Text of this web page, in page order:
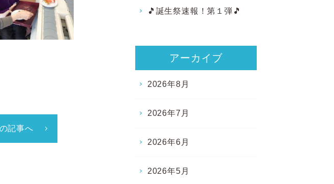
記事へ
🎵誕生祭速報！第１弾🎵
アーカイブ
2026年8月
2026年7月
2026年6月
2026年5月